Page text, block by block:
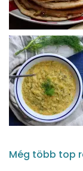
Még több top